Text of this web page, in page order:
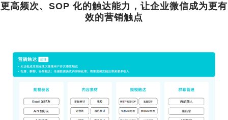
更高频次、SOP 化的触达能力，让企业微信成为更有
效的营销触点